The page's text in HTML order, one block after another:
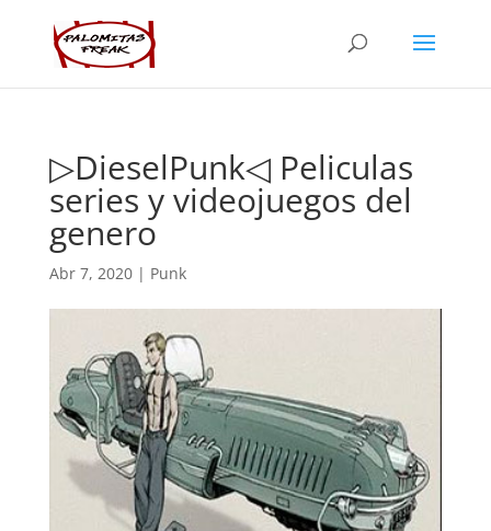
▷DieselPunk◁ Peliculas
series y videojuegos del
genero
Abr 7, 2020| Punk